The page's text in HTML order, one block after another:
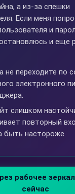
а из-за спешки
Если меня
и
и еще
не переходите по
электронного
слишком
повторный
быть настороже.
рабочее
сейчас